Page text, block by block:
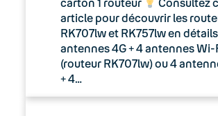
carton 1 routeur
Consultez
article pour découvrir les
RK707lw et RK757lw en
antennes 4G + 4 antennes Wi-
(routeur RK707lw) ou 4
+ 4…